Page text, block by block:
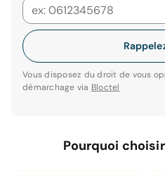
Vous disposez du droit de vous
démarchage via Bloctel
Pourquoi